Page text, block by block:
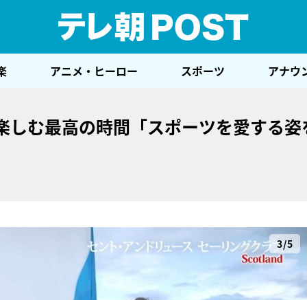
アニメ・ヒーロー スポーツ アナウ
む最高の時間「スポーツを愛する姿
3/5